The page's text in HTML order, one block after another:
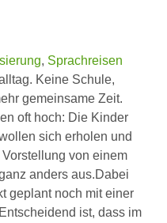
, Sprachreisen
Keine Schule,
gemeinsame Zeit.
oft hoch: Die Kinder
sich erholen und
von einem
anders aus.Dabei
geplant noch mit einer
ist, dass im